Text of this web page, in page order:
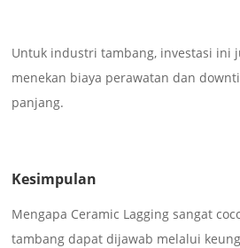
Untuk industri tambang, investasi ini
menekan biaya perawatan dan
panjang.
Kesimpulan
Mengapa Ceramic Lagging sangat
tambang dapat dijawab melalui